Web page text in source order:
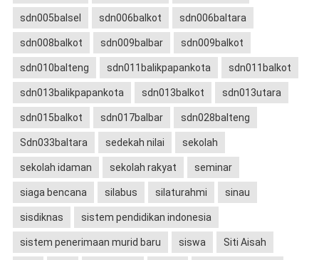
sdn005balsel sdn006balkot sdn006baltara
sdn008balkot sdn009balbar sdn009balkot
sdn010balteng sdn011balikpapankota sdn011balkot
sdn013balikpapankota sdn013balkot sdn013utara
sdn015balkot sdn017balbar sdn028balteng
Sdn033baltara sedekah nilai sekolah
sekolah idaman sekolah rakyat seminar
siaga bencana silabus silaturahmi sinau
sisdiknas sistem pendidikan indonesia
sistem penerimaan murid baru siswa Siti Aisah